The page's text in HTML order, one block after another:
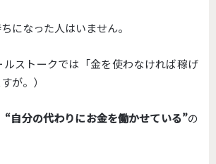
になった人はいません。
ルストークでは「金を使わなければ稼げ
が。）
“自分の代わりにお金を働かせている”の